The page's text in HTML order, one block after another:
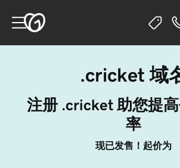
.cricket 域
注册 .cricket 助您提
率
现已发售！起价为